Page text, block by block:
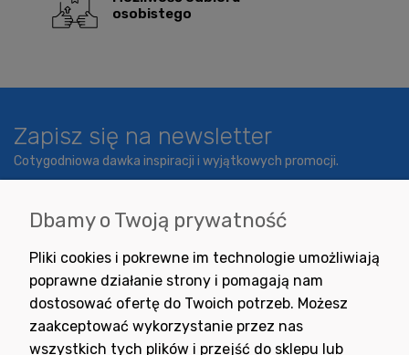
osobistego
Zapisz się na newsletter
Cotygodniowa dawka inspiracji i wyjątkowych promocji.
Wyrażam zgodę na otrzymywanie newslettera z inspiracjami,
nowościami i promocjami.
Dbamy o Twoją prywatność
Pliki cookies i pokrewne im technologie umożliwiają
poprawne działanie strony i pomagają nam
dostosować ofertę do Twoich potrzeb. Możesz
zaakceptować wykorzystanie przez nas
wszystkich tych plików i przejść do sklepu lub